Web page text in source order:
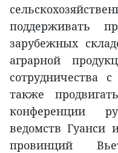
поддерживать
зарубежных
аграрной
также
конференции
ведомств Гуанси
провинций